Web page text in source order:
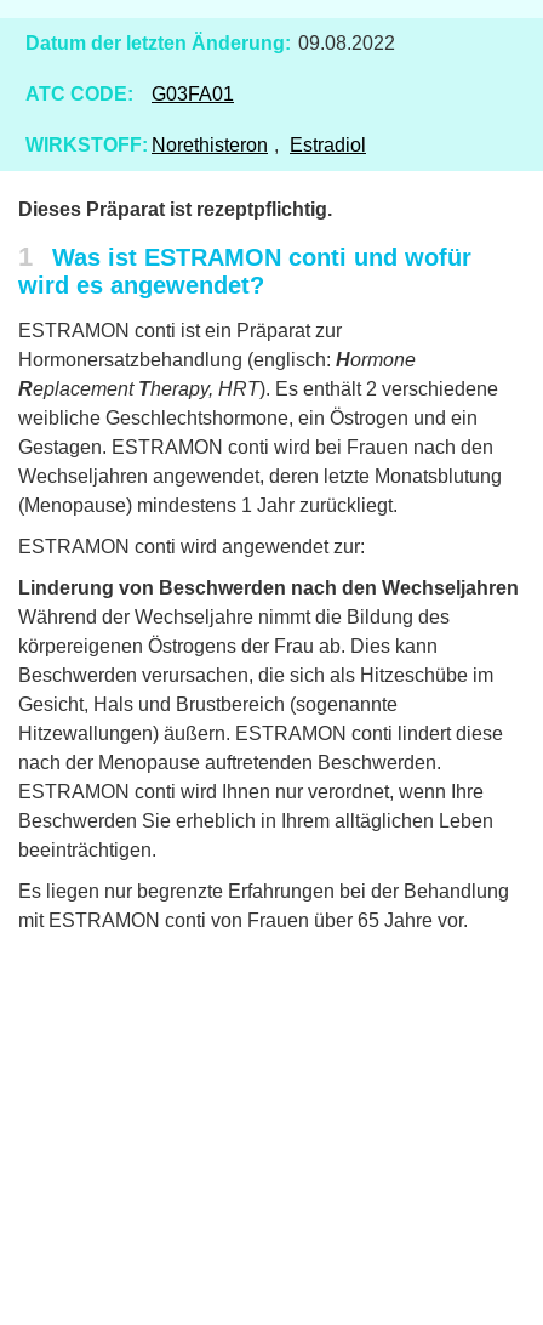
Datum der letzten Änderung: 09.08.2022
ATC CODE: G03FA01
WIRKSTOFF: Norethisteron , Estradiol
Dieses Präparat ist rezeptpflichtig.
1
Was ist ESTRAMON conti und wofür
wird es angewendet?
ESTRAMON conti ist ein Präparat zur
Hormonersatzbehandlung (englisch: Hormone
Replacement Therapy, HRT). Es enthält 2 verschiedene
weibliche Geschlechtshormone, ein Östrogen und ein
Gestagen. ESTRAMON conti wird bei Frauen nach den
Wechseljahren angewendet, deren letzte Monatsblutung
(Menopause) mindestens 1 Jahr zurückliegt.
ESTRAMON conti wird angewendet zur:
Linderung von Beschwerden nach den Wechseljahren
Während der Wechseljahre nimmt die Bildung des
körpereigenen Östrogens der Frau ab. Dies kann
Beschwerden verursachen, die sich als Hitzeschübe im
Gesicht, Hals und Brustbereich (sogenannte
Hitzewallungen) äußern. ESTRAMON conti lindert diese
nach der Menopause auftretenden Beschwerden.
ESTRAMON conti wird Ihnen nur verordnet, wenn Ihre
Beschwerden Sie erheblich in Ihrem alltäglichen Leben
beeinträchtigen.
Es liegen nur begrenzte Erfahrungen bei der Behandlung
mit ESTRAMON conti von Frauen über 65 Jahre vor.